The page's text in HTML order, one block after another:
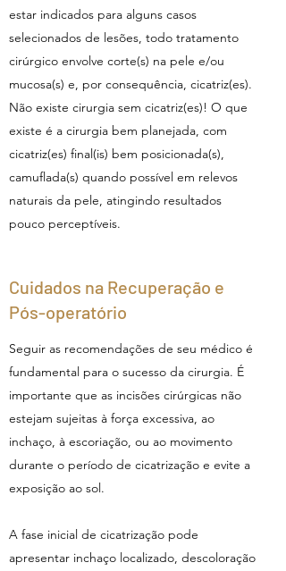
estar indicados para alguns casos
selecionados de lesões, todo tratamento
cirúrgico envolve corte(s) na pele e/ou
mucosa(s) e, por consequência, cicatriz(es).
Não existe cirurgia sem cicatriz(es)! O que
existe é a cirurgia bem planejada, com
cicatriz(es) final(is) bem posicionada(s),
camuflada(s) quando possível em relevos
naturais da pele, atingindo resultados
pouco perceptíveis.
Cuidados na Recuperação e
Pós-operatório
Seguir as recomendações de seu médico é
fundamental para o sucesso da cirurgia. É
importante que as incisões cirúrgicas não
estejam sujeitas à força excessiva, ao
inchaço, à escoriação, ou ao movimento
durante o período de cicatrização e evite a
exposição ao sol.
A fase inicial de cicatrização pode
apresentar inchaço localizado, descoloração